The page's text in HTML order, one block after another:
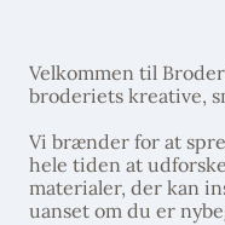
Velkommen til
broderiets kreative,
Vi brænder for at
hele tiden at
materialer, der kan
uanset om du er